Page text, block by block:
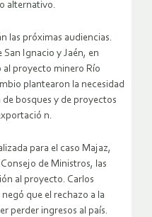
alternativo.
las próximas audiencias.
San Ignacio y Jaén, en
al proyecto minero Río
plantearon la necesidad
bosques y de proyectos
n.
para el caso Majaz,
de Ministros, las
al proyecto. Carlos
que el rechazo a la
perder ingresos al país.